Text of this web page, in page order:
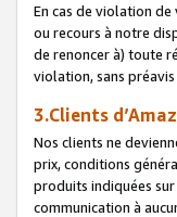
En cas de violation
ou recours à notre
de renoncer à) toute
violation, sans
3.Clients
Nos clients ne
prix, conditions
produits indiquées
communication à